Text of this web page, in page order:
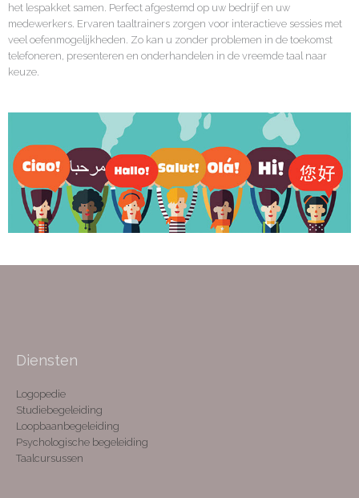
het lespakket samen. Perfect afgestemd op uw bedrijf en uw
medewerkers. Ervaren taaltrainers zorgen voor interactieve sessies met
veel oefenmogelijkheden. Zo kan u zonder problemen in de toekomst
telefoneren, presenteren en onderhandelen in de vreemde taal naar
keuze.
Diensten
Logopedie
Studiebegeleiding
Loopbaanbegeleiding
Psychologische begeleiding
Taalcursussen